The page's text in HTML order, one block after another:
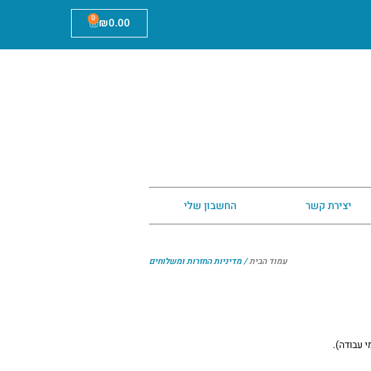
₪0.00
0
יצירת קשר החשבון שלי
עמוד הבית/ מדיניות החזרות ומשלוחים